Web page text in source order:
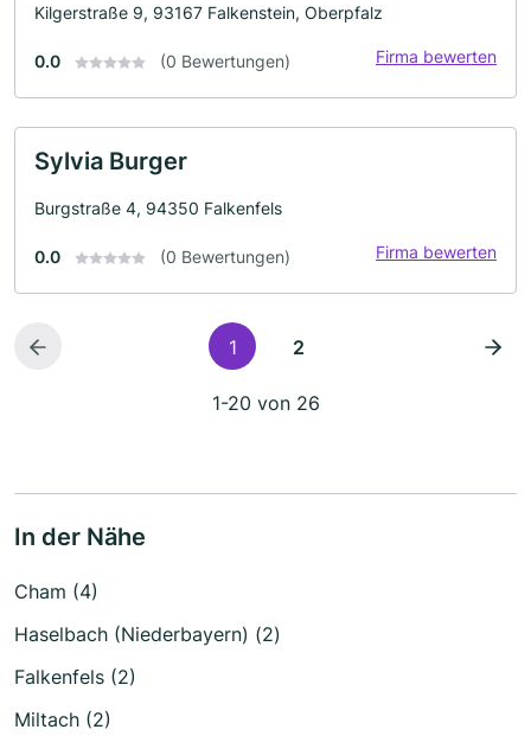
Kilgerstraße 9, 93167 Falkenstein, Oberpfalz
0.0 (0 Bewertungen) Firma bewerten
Sylvia Burger
Burgstraße 4, 94350 Falkenfels
0.0 (0 Bewertungen) Firma bewerten
1 2
1-20 von 26
In der Nähe
Cham (4)
Haselbach (Niederbayern) (2)
Falkenfels (2)
Miltach (2)